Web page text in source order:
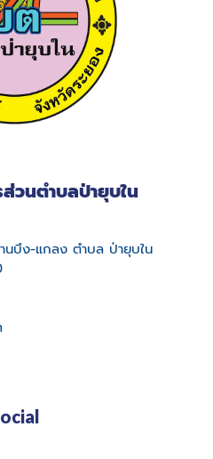
วนตำบลป่ายุบใน
บึง-แกลง ตำบล ป่ายุบใน